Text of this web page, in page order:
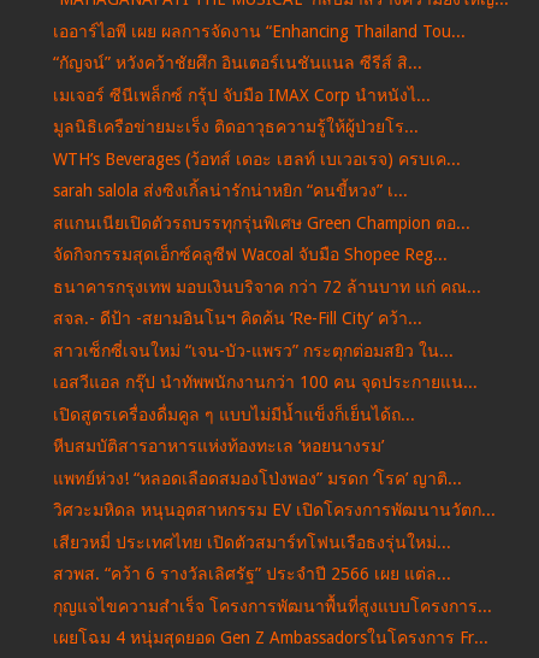
เออาร์ไอพี เผย ผลการจัดงาน “Enhancing Thailand Tou...
“กัญจน์” หวังคว้าชัยศึก อินเตอร์เนชันแนล ซีรีส์ สิ...
เมเจอร์ ซีนีเพล็กซ์ กรุ้ป จับมือ IMAX Corp นำหนังไ...
มูลนิธิเครือข่ายมะเร็ง ติดอาวุธความรู้ให้ผู้ป่วยโร...
WTH’s Beverages (ว้อทส์ เดอะ เฮลท์ เบเวอเรจ) ครบเค...
sarah salola ส่งซิงเกิ้ลน่ารักน่าหยิก “คนขี้หวง” เ...
สแกนเนียเปิดตัวรถบรรทุกรุ่นพิเศษ Green Champion ตอ...
จัดกิจกรรมสุดเอ็กซ์คลูซีฟ Wacoal จับมือ Shopee Reg...
ธนาคารกรุงเทพ มอบเงินบริจาค กว่า 72 ล้านบาท แก่ คณ...
สจล.- ดีป้า -สยามอินโนฯ คิดค้น ‘Re-Fill City’ คว้า...
สาวเซ็กซี่เจนใหม่ “เจน-บัว-แพรว” กระตุกต่อมสยิว ใน...
เอสวีแอล กรุ๊ป นำทัพพนักงานกว่า 100 คน จุดประกายแน...
เปิดสูตรเครื่องดื่มคูล ๆ แบบไม่มีน้ำแข็งก็เย็นได้ถ...
หีบสมบัติสารอาหารแห่งท้องทะเล ‘หอยนางรม’
แพทย์ห่วง! “หลอดเลือดสมองโป่งพอง” มรดก ‘โรค’ ญาติ...
วิศวะมหิดล หนุนอุตสาหกรรม EV เปิดโครงการพัฒนานวัตก...
เสียวหมี่ ประเทศไทย เปิดตัวสมาร์ทโฟนเรือธงรุ่นใหม่...
สวพส. “คว้า 6 รางวัลเลิศรัฐ” ประจำปี 2566 เผย แต่ล...
กุญแจไขความสำเร็จ โครงการพัฒนาพื้นที่สูงแบบโครงการ...
เผยโฉม 4 หนุ่มสุดยอด Gen Z Ambassadorsในโครงการ Fr...